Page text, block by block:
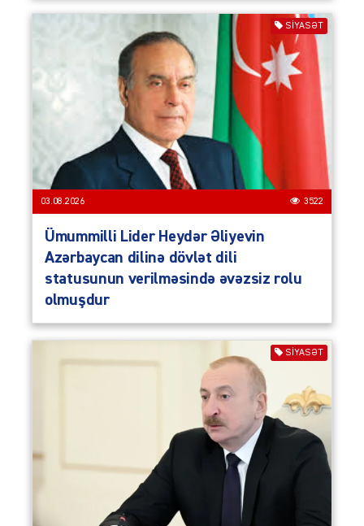
SIYASƏT
03.08.2026 3522
Ümummilli Lider Heydər Əliyevin
Azərbaycan dilinə dövlət dili
statusunun verilməsində əvəzsiz rolu
olmuşdur
SIYASƏT